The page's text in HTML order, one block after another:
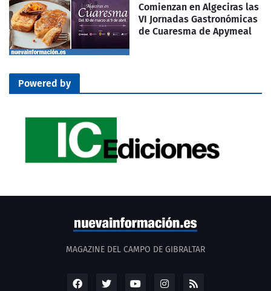
Comienzan en Algeciras las
VI Jornadas Gastronómicas
de Cuaresma de Apymeal
Powered by
MAGAZINE DEL CAMPO DE GIBRALTAR